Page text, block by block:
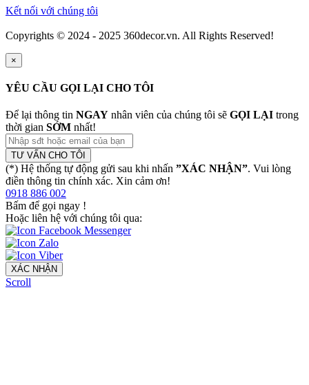
Kết nối với chúng tôi
Copyrights © 2024 - 2025 360decor.vn. All Rights Reserved!
×
YÊU CẦU GỌI LẠI CHO TÔI
Để lại thông tin NGAY nhân viên của chúng tôi sẽ GỌI LẠI trong
thời gian SỚM nhất!
TƯ VẤN CHO TÔI
(*) Hệ thống tự động gửi sau khi nhấn ”XÁC NHẬN”. Vui lòng
điền thông tin chính xác. Xin cảm ơn!
0918 886 002
Bấm để gọi ngay !
Hoặc liên hệ với chúng tôi qua:
XÁC NHẬN
Scroll